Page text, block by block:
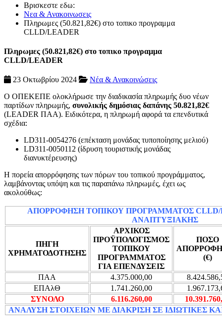
Βρισκεστε εδω:
Νεα & Ανακοινωσεις
Πληρωμες (50.821,82€) στο τοπικο προγραμμα
CLLD/LEADER
Πληρωμες (50.821,82€) στο τοπικο προγραμμα
CLLD/LEADER
23 Οκτωβρίου 2024
Νέα & Ανακοινώσεις
Ο ΟΠΕΚΕΠΕ ολοκλήρωσε την διαδικασία πληρωμής δυο νέων
παρτίδων πληρωμής, συνολικής δημόσιας δαπάνης 50.821,82€
(LEADER ΠΑΑ). Ειδικότερα, η πληρωμή αφορά τα επενδυτικά
σχέδια:
LD311-0054276 (επέκταση μονάδας τυποποίησης μελιού)
LD311-0050112 (ίδρυση τουριστικής μονάδας
διανυκτέρευσης)
Η πορεία απορρόφησης των πόρων του τοπικού προγράμματος,
λαμβάνοντας υπόψη και τις παραπάνω πληρωμές, έχει ως
ακολούθως:
ΑΠΟΡΡΟΦΗΣΗ ΤΟΠΙΚΟΥ ΠΡΟΓΡΑΜΜΑΤΟΣ CLLD/
ΑΝΑΠΤΥΞΙΑΚΗΣ
ΠΗΓΗ
ΧΡΗΜΑΤΟΔΟΤΗΣΗΣ
ΑΡΧΙΚΟΣ
ΠΡΟΫΠΟΛΟΓΙΣΜΟΣ
ΤΟΠΙΚΟΥ
ΠΡΟΓΡΑΜΜΑΤΟΣ
ΓΙΑ ΕΠΕΝΔΥΣΕΙΣ
ΠΟΣΟ
(€)
ΠΑΑ 4.375.000,00
ΕΠΑλΘ
1.741.260,00
ΣΥΝΟΛΟ
6.116.260,00
ΑΝΑΛΥΣΗ ΣΤΟΙΧΕΙΩΝ ΜΕ ΔΙΑΚΡΙΣΗ ΣΕ ΙΔΙΩΤΙΚΕΣ